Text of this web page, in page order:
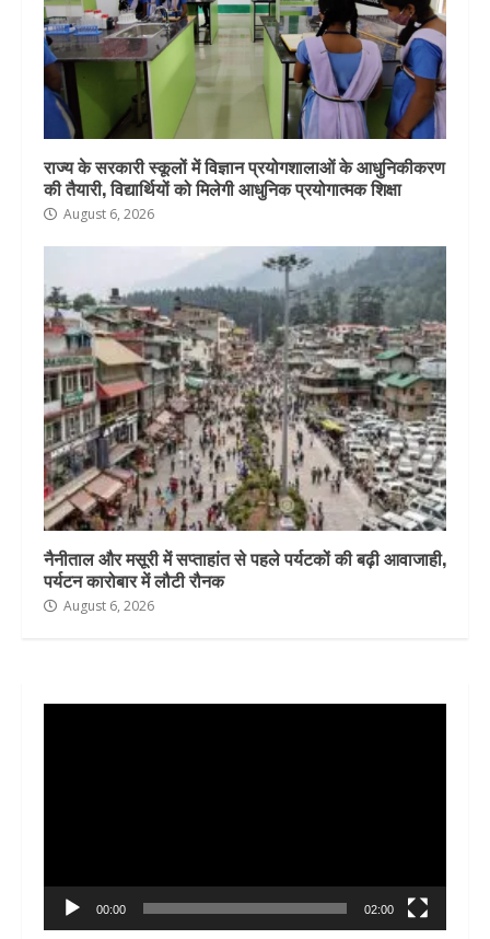
राज्य के सरकारी स्कूलों में विज्ञान प्रयोगशालाओं के आधुनिकीकरण
की तैयारी, विद्यार्थियों को मिलेगी आधुनिक प्रयोगात्मक शिक्षा
August 6, 2026
नैनीताल और मसूरी में सप्ताहांत से पहले पर्यटकों की बढ़ी आवाजाही,
पर्यटन कारोबार में लौटी रौनक
August 6, 2026
00:00 02:00